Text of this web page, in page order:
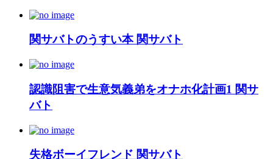
関サバトのうすい本 関サバト
認識阻害で生意気義弟をオナホ化計画1 関サ
バト
失格ボーイフレンド 関サバト